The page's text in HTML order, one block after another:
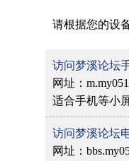
请根据您的设
访问梦溪论坛
网址：
适合手机等小
访问梦溪论坛
网址：